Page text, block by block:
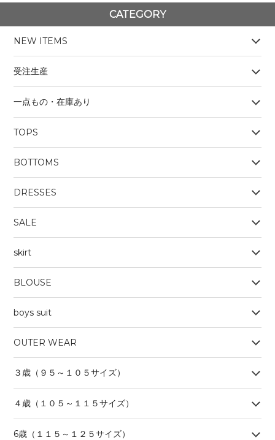
CATEGORY
NEW ITEMS
受注生産
一点もの・在庫あり
TOPS
BOYS
OUTERWEAR
Tシャツ
BOTTOMS
BOYS
DRESSES
SALE
skirt
BLOUSE
boys suit
OUTER WEAR
３歳（９５～１０５サイズ）
４歳（１０５～１１５サイズ）
6歳（１１５～１２５サイズ）